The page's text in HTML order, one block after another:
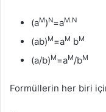
(aM)N=aM.N
(ab)M=aM bM
(a/b)M=aM/bM
Formüllerin her biri